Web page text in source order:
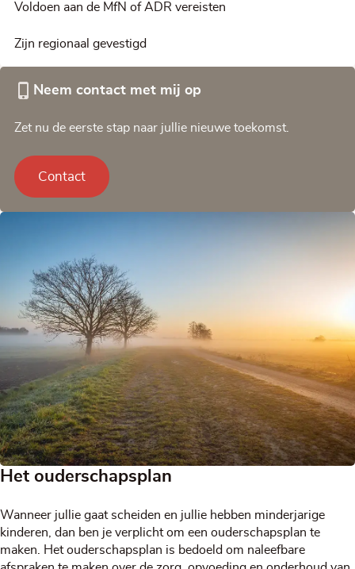
Voldoen aan de MfN of ADR vereisten
Zijn regionaal gevestigd
Neem contact met mij op
Zet nu de eerste stap naar jullie nieuwe toekomst.
Contact
Het ouderschapsplan
Wanneer jullie gaat scheiden en jullie hebben minderjarige
kinderen, dan ben je verplicht om een ouderschapsplan te
maken. Het ouderschapsplan is bedoeld om naleefbare